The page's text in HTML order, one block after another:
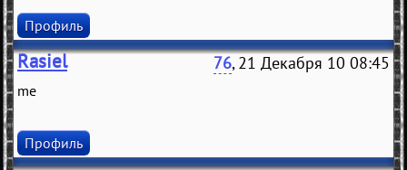
Профиль
Rasiel 76, 21 Декабря 10 08:45
me
Профиль